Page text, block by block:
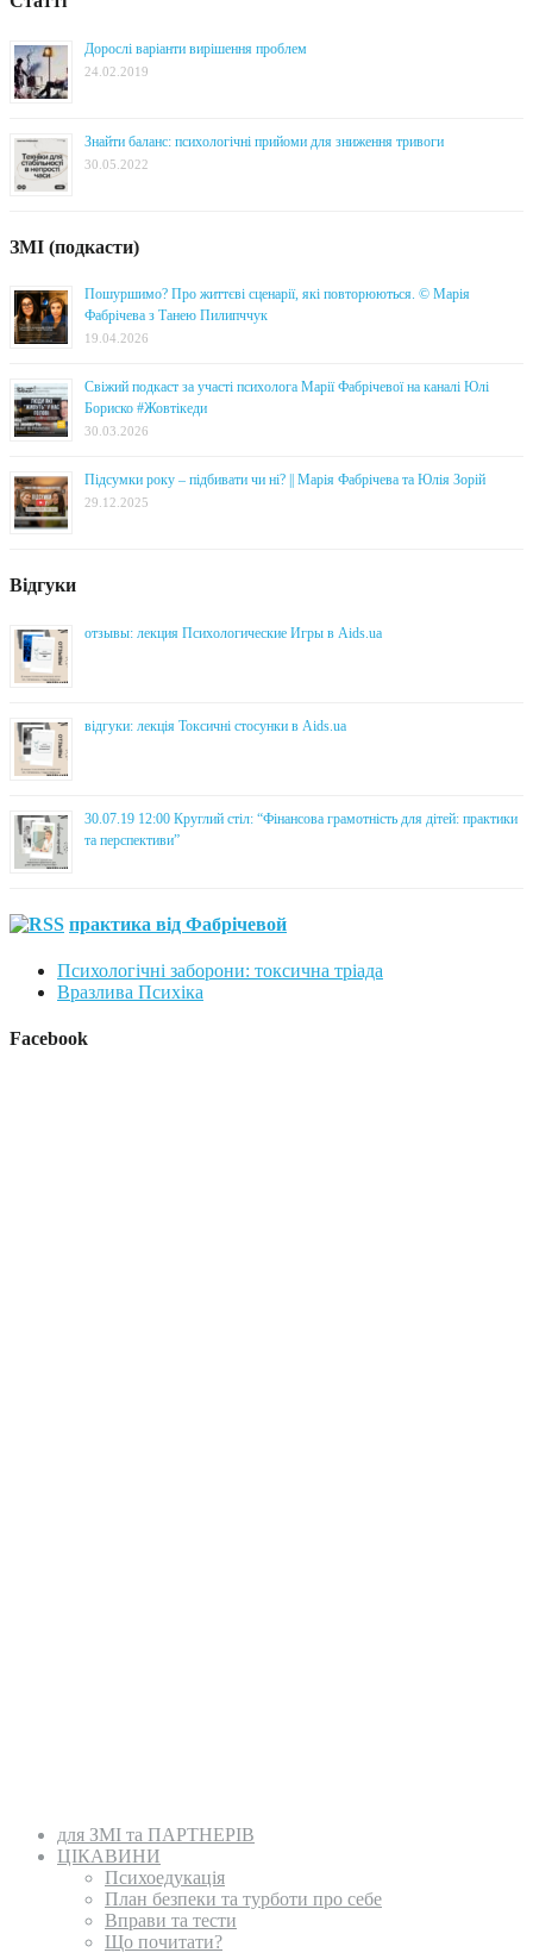
Дорослі варіанти вирішення проблем
24.02.2019
Знайти баланс: психологічні прийоми для зниження тривоги
30.05.2022
ЗМІ (подкасти)
Пошуршимо? Про життєві сценарії, які повторюються. © Марія
Фабрічева з Танею Пилипччук
19.04.2026
Свіжий подкаст за участі психолога Марії Фабрічевої на каналі Юлі
Бориско #Жовтікеди
30.03.2026
Підсумки року – підбивати чи ні? || Марія Фабрічева та Юлія Зорій
29.12.2025
Відгуки
отзывы: лекция Психологические Игры в Aids.ua
відгуки: лекція Токсичні стосунки в Aids.ua
30.07.19 12:00 Круглий стіл: “Фінансова грамотність для дітей: практики
та перспективи”
практика від Фабрічевой
Психологічні заборони: токсична тріада
Вразлива Психіка
Facebook
для ЗМІ та ПАРТНЕРІВ
ЦІКАВИНИ
Психоедукація
План безпеки та турботи про себе
Вправи та тести
Що почитати?